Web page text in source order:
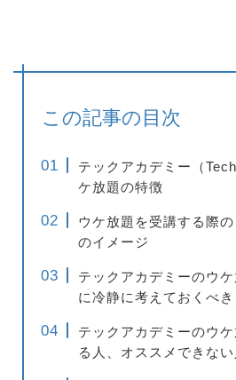
この記事の目次
テックアカデミー（
ケ放題の特徴
ウケ放題を受講する際
のイメージ
テックアカデミーのウ
に冷静に考えておくべき
テックアカデミーのウ
る人、オススメできない